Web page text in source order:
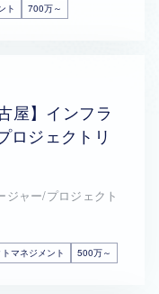
ト 700万～
屋】インフラ
ロジェクトリ
ジャー/プロジェクト
マネジメント 500万～